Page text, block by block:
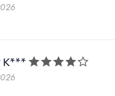
K***